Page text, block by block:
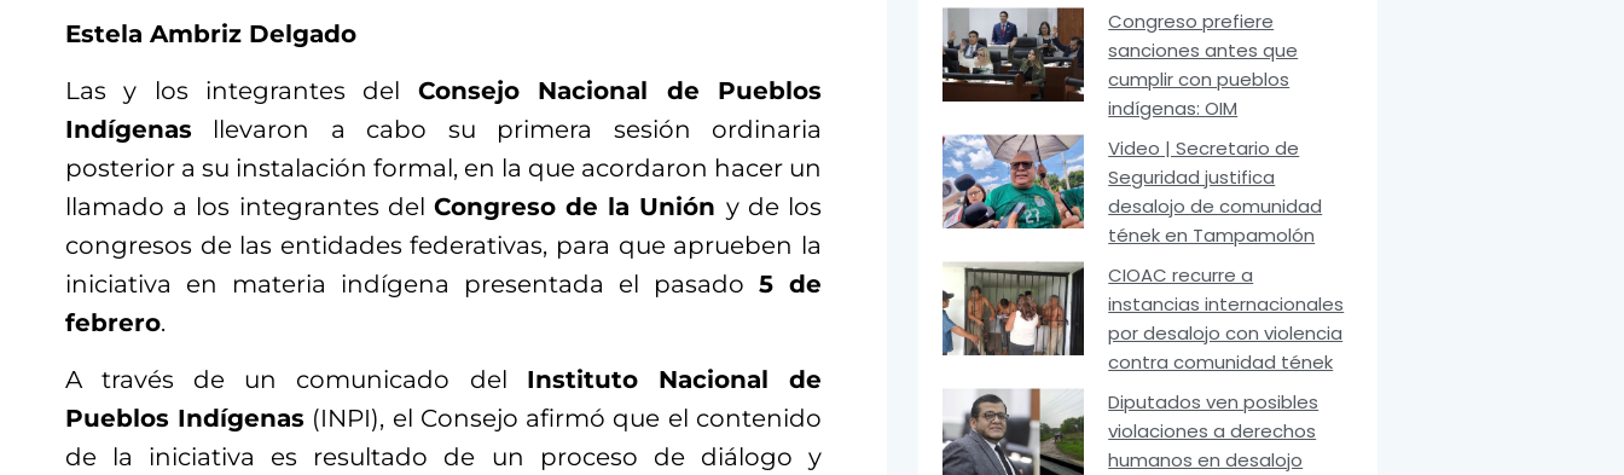
Estela Ambriz Delgado
Las y los integrantes del Consejo Nacional de Pueblos
Indígenas llevaron a cabo su primera sesión ordinaria
posterior a su instalación formal, en la que acordaron hacer un
llamado a los integrantes del Congreso de la Unión y de los
congresos de las entidades federativas, para que aprueben la
iniciativa en materia indígena presentada el pasado 5 de
febrero.
A través de un comunicado del Instituto Nacional de
Pueblos Indígenas (INPI), el Consejo afirmó que el contenido
de la iniciativa es resultado de un proceso de diálogo y
Congreso prefiere
sanciones antes que
cumplir con pueblos
indígenas: OIM
Video | Secretario de
Seguridad justifica
desalojo de comunidad
tének en Tampamolón
CIOAC recurre a
instancias internacionales
por desalojo con violencia
contra comunidad tének
Diputados ven posibles
violaciones a derechos
humanos en desalojo